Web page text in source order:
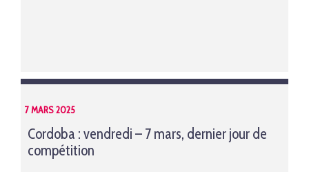
7 MARS 2025
Cordoba : vendredi – 7 mars, dernier jour de
compétition